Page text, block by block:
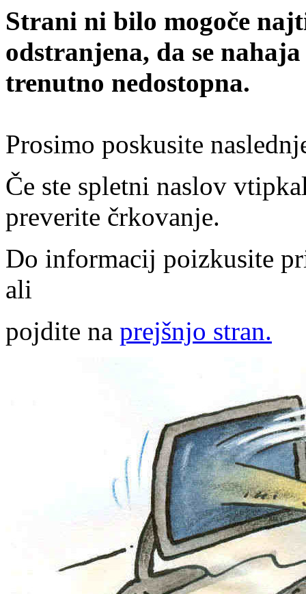
Strani ni bilo mogoče
odstranjena, da se
trenutno nedostopna.
Prosimo poskusite
Če ste spletni naslov
preverite črkovanje.
Do informacij poizkusite
ali
pojdite na prejšnjo stran.